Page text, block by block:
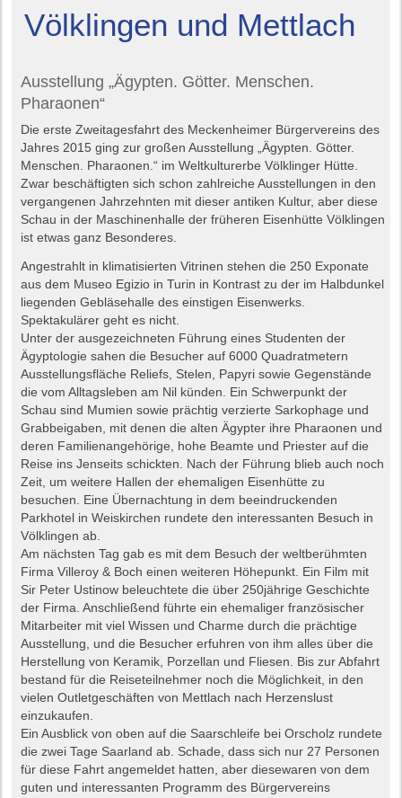
Völklingen und Mettlach
Ausstellung „Ägypten. Götter. Menschen.
Pharaonen“
Die erste Zweitagesfahrt des Meckenheimer Bürgervereins des
Jahres 2015 ging zur großen Ausstellung „Ägypten. Götter.
Menschen. Pharaonen.“ im Weltkulturerbe Völklinger Hütte.
Zwar beschäftigten sich schon zahlreiche Ausstellungen in den
vergangenen Jahrzehnten mit dieser antiken Kultur, aber diese
Schau in der Maschinenhalle der früheren Eisenhütte Völklingen
ist etwas ganz Besonderes.
Angestrahlt in klimatisierten Vitrinen stehen die 250 Exponate
aus dem Museo Egizio in Turin in Kontrast zu der im Halbdunkel
liegenden Gebläsehalle des einstigen Eisenwerks.
Spektakulärer geht es nicht.
Unter der ausgezeichneten Führung eines Studenten der
Ägyptologie sahen die Besucher auf 6000 Quadratmetern
Ausstellungsfläche Reliefs, Stelen, Papyri sowie Gegenstände
die vom Alltagsleben am Nil künden. Ein Schwerpunkt der
Schau sind Mumien sowie prächtig verzierte Sarkophage und
Grabbeigaben, mit denen die alten Ägypter ihre Pharaonen und
deren Familienangehörige, hohe Beamte und Priester auf die
Reise ins Jenseits schickten. Nach der Führung blieb auch noch
Zeit, um weitere Hallen der ehemaligen Eisenhütte zu
besuchen. Eine Übernachtung in dem beeindruckenden
Parkhotel in Weiskirchen rundete den interessanten Besuch in
Völklingen ab.
Am nächsten Tag gab es mit dem Besuch der weltberühmten
Firma Villeroy & Boch einen weiteren Höhepunkt. Ein Film mit
Sir Peter Ustinow beleuchtete die über 250jährige Geschichte
der Firma. Anschließend führte ein ehemaliger französischer
Mitarbeiter mit viel Wissen und Charme durch die prächtige
Ausstellung, und die Besucher erfuhren von ihm alles über die
Herstellung von Keramik, Porzellan und Fliesen. Bis zur Abfahrt
bestand für die Reiseteilnehmer noch die Möglichkeit, in den
vielen Outletgeschäften von Mettlach nach Herzenslust
einzukaufen.
Ein Ausblick von oben auf die Saarschleife bei Orscholz rundete
die zwei Tage Saarland ab. Schade, dass sich nur 27 Personen
für diese Fahrt angemeldet hatten, aber diesewaren von dem
guten und interessanten Programm des Bürgervereins